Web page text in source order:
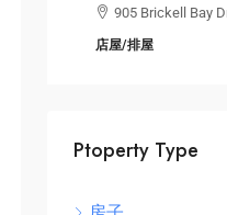
905 Brickell Bay
店屋/排屋
Ptoperty Type